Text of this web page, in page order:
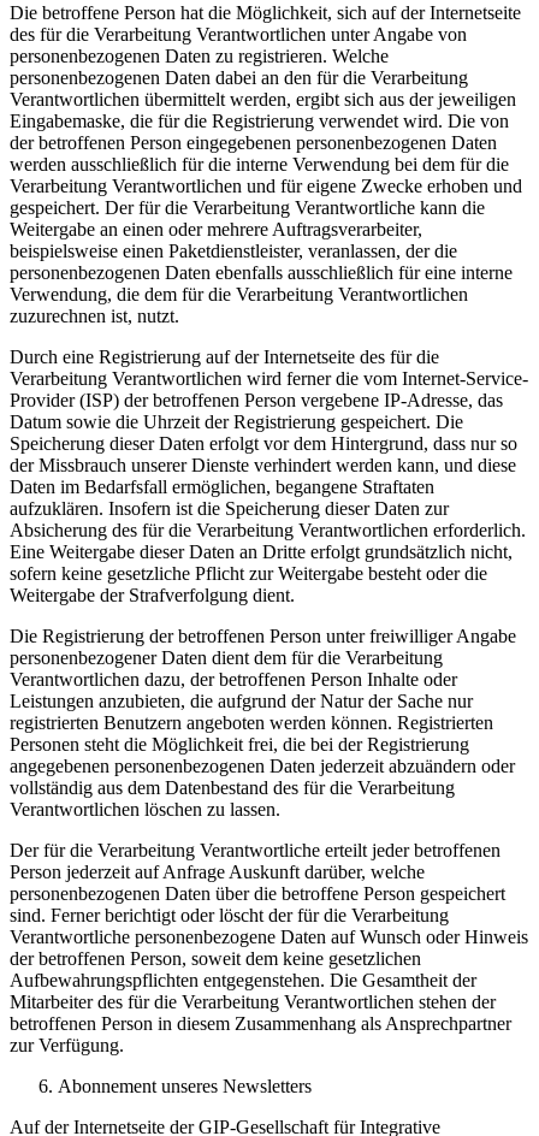
Die betroffene Person hat die Möglichkeit, sich auf der Internetseite
des für die Verarbeitung Verantwortlichen unter Angabe von
personenbezogenen Daten zu registrieren. Welche
personenbezogenen Daten dabei an den für die Verarbeitung
Verantwortlichen übermittelt werden, ergibt sich aus der jeweiligen
Eingabemaske, die für die Registrierung verwendet wird. Die von
der betroffenen Person eingegebenen personenbezogenen Daten
werden ausschließlich für die interne Verwendung bei dem für die
Verarbeitung Verantwortlichen und für eigene Zwecke erhoben und
gespeichert. Der für die Verarbeitung Verantwortliche kann die
Weitergabe an einen oder mehrere Auftragsverarbeiter,
beispielsweise einen Paketdienstleister, veranlassen, der die
personenbezogenen Daten ebenfalls ausschließlich für eine interne
Verwendung, die dem für die Verarbeitung Verantwortlichen
zuzurechnen ist, nutzt.
Durch eine Registrierung auf der Internetseite des für die
Verarbeitung Verantwortlichen wird ferner die vom Internet-Service-
Provider (ISP) der betroffenen Person vergebene IP-Adresse, das
Datum sowie die Uhrzeit der Registrierung gespeichert. Die
Speicherung dieser Daten erfolgt vor dem Hintergrund, dass nur so
der Missbrauch unserer Dienste verhindert werden kann, und diese
Daten im Bedarfsfall ermöglichen, begangene Straftaten
aufzuklären. Insofern ist die Speicherung dieser Daten zur
Absicherung des für die Verarbeitung Verantwortlichen erforderlich.
Eine Weitergabe dieser Daten an Dritte erfolgt grundsätzlich nicht,
sofern keine gesetzliche Pflicht zur Weitergabe besteht oder die
Weitergabe der Strafverfolgung dient.
Die Registrierung der betroffenen Person unter freiwilliger Angabe
personenbezogener Daten dient dem für die Verarbeitung
Verantwortlichen dazu, der betroffenen Person Inhalte oder
Leistungen anzubieten, die aufgrund der Natur der Sache nur
registrierten Benutzern angeboten werden können. Registrierten
Personen steht die Möglichkeit frei, die bei der Registrierung
angegebenen personenbezogenen Daten jederzeit abzuändern oder
vollständig aus dem Datenbestand des für die Verarbeitung
Verantwortlichen löschen zu lassen.
Der für die Verarbeitung Verantwortliche erteilt jeder betroffenen
Person jederzeit auf Anfrage Auskunft darüber, welche
personenbezogenen Daten über die betroffene Person gespeichert
sind. Ferner berichtigt oder löscht der für die Verarbeitung
Verantwortliche personenbezogene Daten auf Wunsch oder Hinweis
der betroffenen Person, soweit dem keine gesetzlichen
Aufbewahrungspflichten entgegenstehen. Die Gesamtheit der
Mitarbeiter des für die Verarbeitung Verantwortlichen stehen der
betroffenen Person in diesem Zusammenhang als Ansprechpartner
zur Verfügung.
Abonnement unseres Newsletters
Auf der Internetseite der GIP-Gesellschaft für Integrative